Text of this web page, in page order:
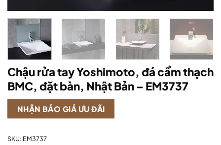
Chậu rửa tay Yoshimoto, đá cẩm thạch
BMC, đặt bàn, Nhật Bản – EM3737
NHẬN BÁO GIÁ ƯU ĐÃI
SKU: EM3737